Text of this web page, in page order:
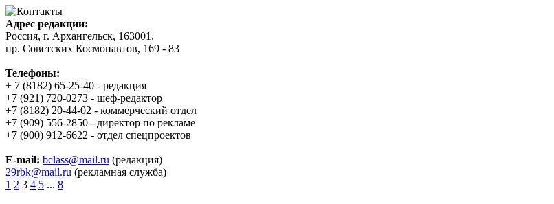
Адрес редакции:
Россия, г. Архангельск, 163001,
пр. Советских Космонавтов, 169 - 83
Телефоны:
+ 7 (8182) 65-25-40 - редакция
+7 (921) 720-0273 - шеф-редактор
+7 (8182) 20-44-02 - коммерческий отдел
+7 (909) 556-2850 - директор по рекламе
+7 (900) 912-6622 - отдел спецпроектов
E-mail: bclass@mail.ru (редакция)
29rbk@mail.ru (рекламная служба)
1 2 3 4 5 ... 8